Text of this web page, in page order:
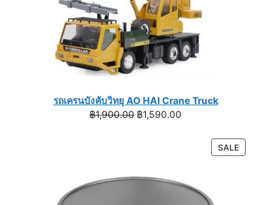
รถเครนบังคับวิทยุ AO HAI Crane Truck
฿1,900.00 Original
฿1,590.00
฿1,590.00.
SALE
ON